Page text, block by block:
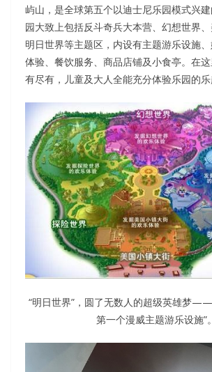
屿山，是全球第五个以迪士尼乐园模式兴
园大致上包括反斗奇兵大本营、幻想世界、
明日世界等主题区，内设有主题游乐设施
体验、餐饮服务、商品店铺及小食亭。在
有尽有，儿童及大人全能充分体验乐园的乐
“明日世界”，圆了无数人的超级英雄梦
第一个漫威主题游乐设施”。